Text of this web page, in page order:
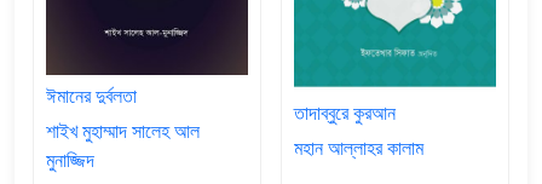
ঈমানের দুর্বলতা
শাইখ মুহাম্মাদ সালেহ আল
মুনাজ্জিদ
তাদাব্বুরে কুরআন
মহান আল্লাহর কালাম